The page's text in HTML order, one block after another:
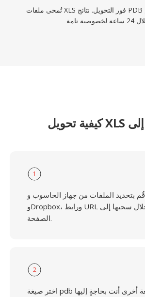
تُمحى ملفات XLS فور التحويل. نتائج PDB تُزال من الخوادم
1
قُم بتحديد الملفات من جهاز الحاسوب وGoogle Drive
وDropbox، ورابط URL أو من خلال سحبها إلى
الصفحة.
2
اختر صيغة pdb أو أية صيغة أخرى أنت بحاجةٍ إليها